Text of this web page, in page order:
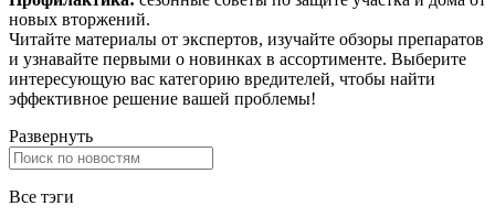
новых вторжений.
Читайте материалы от экспертов, изучайте обзоры препаратов
и узнавайте первыми о новинках в ассортименте. Выберите
интересующую вас категорию вредителей, чтобы найти
эффективное решение вашей проблемы!
Развернуть
Все тэги